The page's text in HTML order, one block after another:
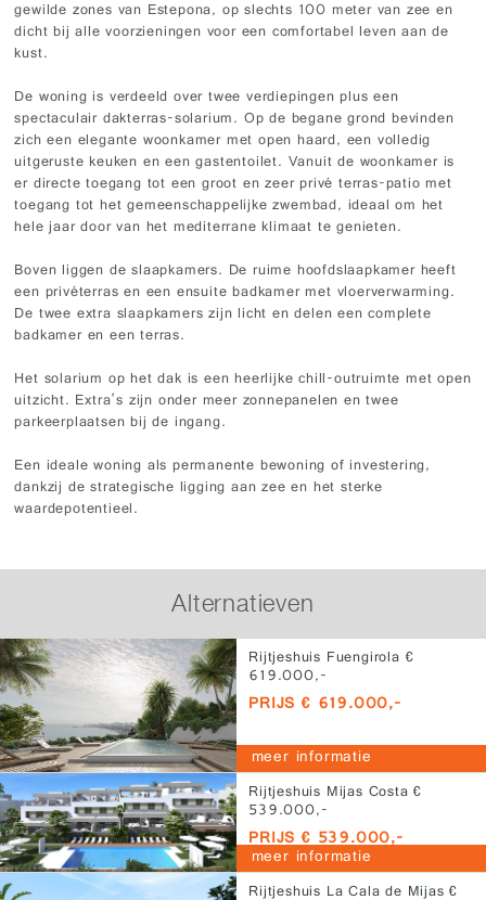
gewilde zones van Estepona, op slechts 100 meter van zee en
dicht bij alle voorzieningen voor een comfortabel leven aan de
kust.
De woning is verdeeld over twee verdiepingen plus een
spectaculair dakterras-solarium. Op de begane grond bevinden
zich een elegante woonkamer met open haard, een volledig
uitgeruste keuken en een gastentoilet. Vanuit de woonkamer is
er directe toegang tot een groot en zeer privé terras-patio met
toegang tot het gemeenschappelijke zwembad, ideaal om het
hele jaar door van het mediterrane klimaat te genieten.
Boven liggen de slaapkamers. De ruime hoofdslaapkamer heeft
een privéterras en een ensuite badkamer met vloerverwarming.
De twee extra slaapkamers zijn licht en delen een complete
badkamer en een terras.
Het solarium op het dak is een heerlijke chill-outruimte met open
uitzicht. Extra’s zijn onder meer zonnepanelen en twee
parkeerplaatsen bij de ingang.
Een ideale woning als permanente bewoning of investering,
dankzij de strategische ligging aan zee en het sterke
waardepotentieel.
Alternatieven
Rijtjeshuis Fuengirola €
619.000,-
PRIJS € 619.000,-
meer informatie
Rijtjeshuis Mijas Costa €
539.000,-
PRIJS € 539.000,-
meer informatie
Rijtjeshuis La Cala de Mijas €